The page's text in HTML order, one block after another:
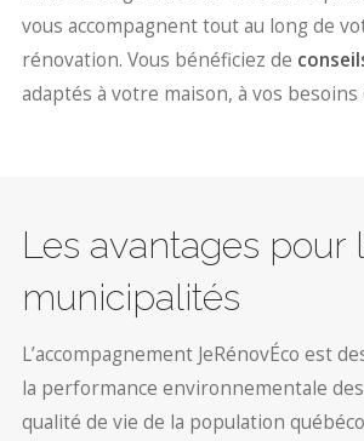
vous accompagnent tout au long de
rénovation. Vous bénéficiez de
adaptés à votre maison, à vos
Les avantages pour
municipalités
L’accompagnement JeRénovÉco est
la performance environnementale
qualité de vie de la population